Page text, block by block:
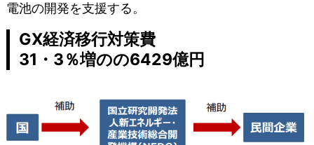
電池の開発を支援する。
GX経済移行対策費
31・3％増のの6429億円